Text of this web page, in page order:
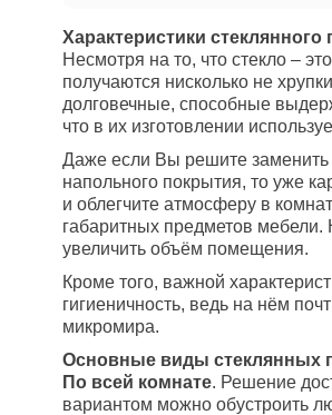
Характеристики стеклянного
Несмотря на то, что стекло –
получаются нисколько не
долговечные, способные
что в их изготовлении
Даже если Вы решите заменить
напольного покрытия, то уже
и облегчите атмосферу в
габаритных предметов мебели.
увеличить объём помещения.
Кроме того, важной
гигиеничность, ведь на нём
микромира.
Основные виды стеклянных
По всей комнате. Решение
вариантом можно обустроить